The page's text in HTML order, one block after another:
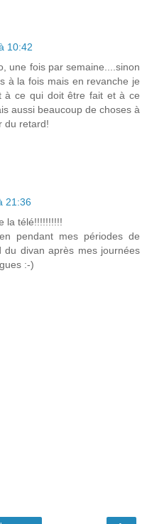
10:42
une fois par semaine....sinon
à la fois mais en revanche je
à ce qui doit être fait et à ce
aussi beaucoup de choses à
du retard!
21:36
la télé!!!!!!!!!!
pendant mes périodes de
du divan après mes journées
:-)